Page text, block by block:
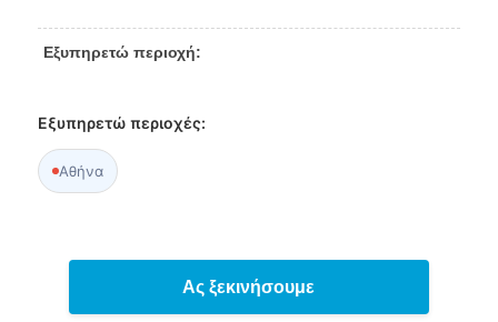
Εξυπηρετώ περιοχή:
Εξυπηρετώ περιοχές:
Αθήνα
Ας ξεκινήσουμε